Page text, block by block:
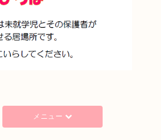
メニュー